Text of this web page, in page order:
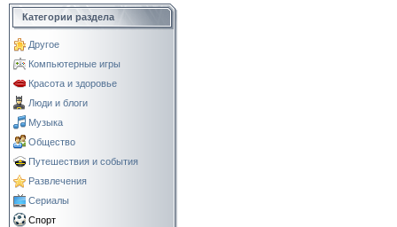
Категории раздела
Другое
Компьютерные игры
Красота и здоровье
Люди и блоги
Музыка
Общество
Путешествия и события
Развлечения
Сериалы
Спорт